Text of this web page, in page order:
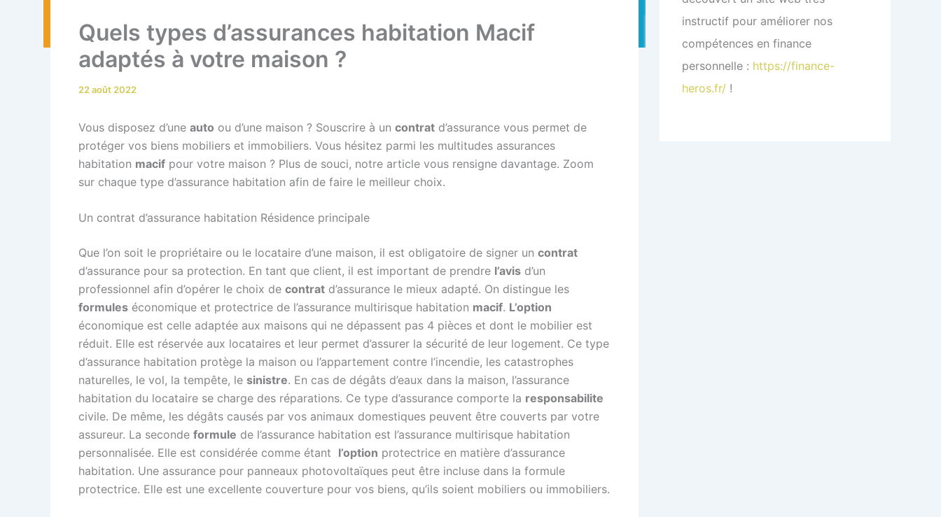
Quels types d’assurances habitation Macif
adaptés à votre maison ?
22 août 2022
Vous disposez d’une auto ou d’une maison ? Souscrire à un contrat d’assurance vous permet de
protéger vos biens mobiliers et immobiliers. Vous hésitez parmi les multitudes assurances
habitation macif pour votre maison ? Plus de souci, notre article vous rensigne davantage. Zoom
sur chaque type d’assurance habitation afin de faire le meilleur choix.
Un contrat d’assurance habitation Résidence principale
Que l’on soit le propriétaire ou le locataire d’une maison, il est obligatoire de signer un contrat
d’assurance pour sa protection. En tant que client, il est important de prendre l’avis d’un
professionnel afin d’opérer le choix de contrat d’assurance le mieux adapté. On distingue les
formules économique et protectrice de l’assurance multirisque habitation macif. L’option
économique est celle adaptée aux maisons qui ne dépassent pas 4 pièces et dont le mobilier est
réduit. Elle est réservée aux locataires et leur permet d’assurer la sécurité de leur logement. Ce type
d’assurance habitation protège la maison ou l’appartement contre l’incendie, les catastrophes
naturelles, le vol, la tempête, le sinistre. En cas de dégâts d’eaux dans la maison, l’assurance
habitation du locataire se charge des réparations. Ce type d’assurance comporte la responsabilite
civile. De même, les dégâts causés par vos animaux domestiques peuvent être couverts par votre
assureur. La seconde formule de l’assurance habitation est l’assurance multirisque habitation
personnalisée. Elle est considérée comme étant l’option protectrice en matière d’assurance
habitation. Une assurance pour panneaux photovoltaïques peut être incluse dans la formule
protectrice. Elle est une excellente couverture pour vos biens, qu’ils soient mobiliers ou immobiliers.
instructif pour améliorer nos
compétences en finance
personnelle : https://finance-
heros.fr/ !